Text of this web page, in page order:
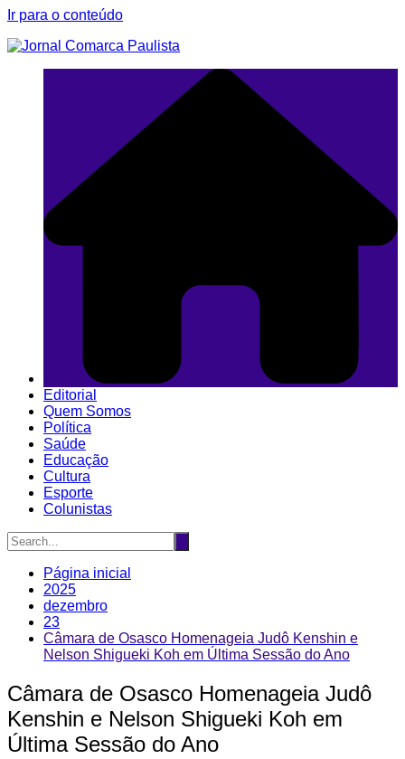
Ir para o conteúdo
Editorial
Quem Somos
Política
Saúde
Educação
Cultura
Esporte
Colunistas
Página inicial
2025
dezembro
23
Câmara de Osasco Homenageia Judô Kenshin e
Nelson Shigueki Koh em Última Sessão do Ano
Câmara de Osasco Homenageia Judô
Kenshin e Nelson Shigueki Koh em
Última Sessão do Ano